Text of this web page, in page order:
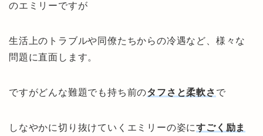
のエミリーですが
生活上のトラブルや同僚たちからの冷遇など、様々な
問題に直面します。
ですがどんな難題でも持ち前のタフさと柔軟さ で
しなやかに切り抜けていくエミリーの姿にすごく励ま